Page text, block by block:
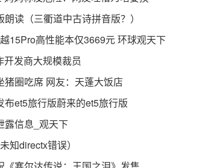
读（三衢道中古诗拼音版？）
15Pro高性能本仅3669元 环球观天下
发商大规模裁员
圈吃席 网友：天蓬大饭店
et5旅行版蔚来的et5旅行版
露信息_观天下
知directx错误）